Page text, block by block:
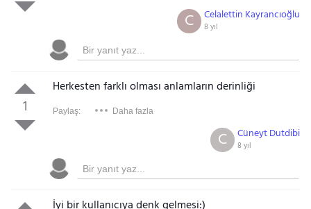
Celalettin Kayrancıoğlu
8 yıl
C
1
Herkesten farklı olması anlamların derinliği
Paylaş: Daha fazla
Cüneyt Dutdibi
8 yıl
C